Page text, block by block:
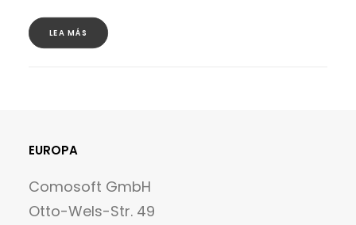
LEA MÁS
EUROPA
Comosoft GmbH
Otto-Wels-Str. 49